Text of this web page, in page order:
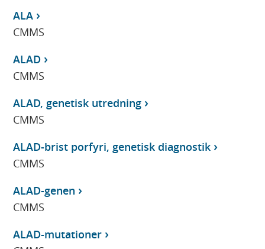
ALA
CMMS
ALAD
CMMS
ALAD, genetisk utredning
CMMS
ALAD-brist porfyri, genetisk diagnostik
CMMS
ALAD-genen
CMMS
ALAD-mutationer